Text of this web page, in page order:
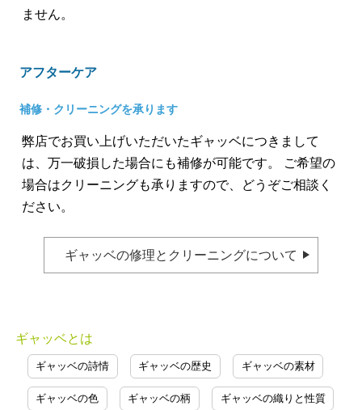
ません。
アフターケア
補修・クリーニングを承ります
弊店でお買い上げいただいたギャッベにつきまして
は、万一破損した場合にも補修が可能です。 ご希望の
場合はクリーニングも承りますので、どうぞご相談く
ださい。
ギャッベの修理とクリーニングについて
ギャッベとは
ギャッベの詩情 ギャッベの歴史 ギャッベの素材
ギャッベの色 ギャッベの柄 ギャッベの織りと性質